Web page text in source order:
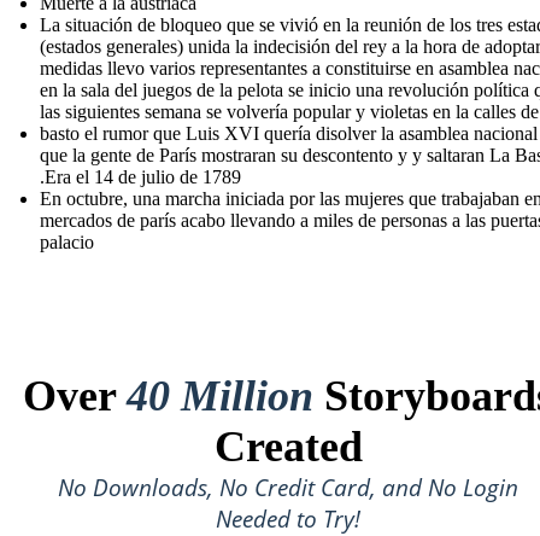
La situación de bloqueo que se vivió en la reunión de los tres
(estados generales) unida la indecisión del rey a la hora de adoptar
medidas llevo varios representantes a constituirse en asamblea
en la sala del juegos de la pelota se inicio una revolución política
las siguientes semana se volvería popular y violetas en la calles
basto el rumor que Luis XVI quería disolver la asamblea nacional
que la gente de París mostraran su descontento y y saltaran La
.Era el 14 de julio de 1789
En octubre, una marcha iniciada por las mujeres que trabajaban
mercados de parís acabo llevando a miles de personas a las
palacio
Over40 Million
Created
No Downloads, No Credit Card, and No Login
Needed to Try!